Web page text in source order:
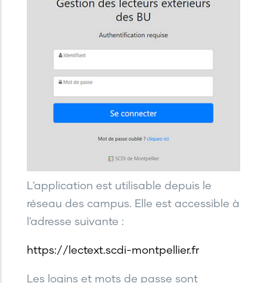
L'application est utilisable depuis le
réseau des campus. Elle est accessible à
l'adresse suivante :
https://lectext.scdi-montpellier.fr
Les logins et mots de passe sont